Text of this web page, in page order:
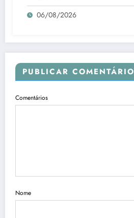
06/08/2026
PUBLICAR COMENTÁRIO
Comentários
Nome